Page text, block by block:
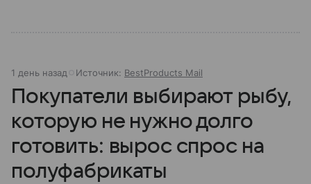
1 день назад Источник: BestProducts Mail
Покупатели выбирают рыбу,
которую не нужно долго
готовить: вырос спрос на
полуфабрикаты